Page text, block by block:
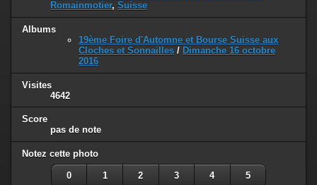
Romainmotier, Suisse
Albums
19ème Foire d'Automne et Bourse Suisse aux
Cloches et Sonnailles / Dimanche 16 octobre
2016
Visites
4642
Score
pas de note
Notez cette photo
0 1 2 3 4 5